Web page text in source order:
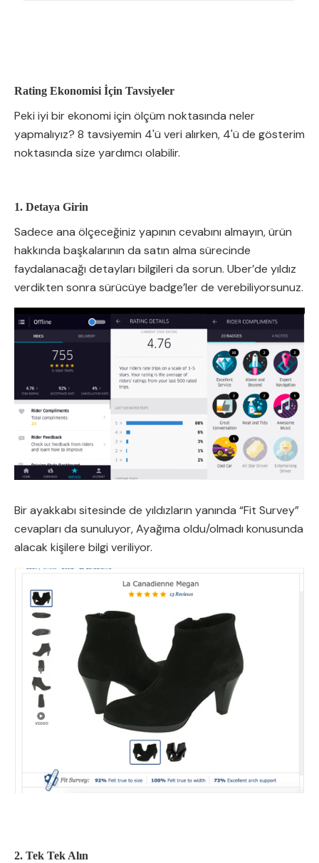
Rating Ekonomisi İçin Tavsiyeler
Peki iyi bir ekonomi için ölçüm noktasında neler
yapmalıyız? 8 tavsiyemin 4'ü veri alırken, 4'ü de gösterim
noktasında size yardımcı olabilir.
1. Detaya Girin
Sadece ana ölçeceğiniz yapının cevabını almayın, ürün
hakkında başkalarının da satın alma sürecinde
faydalanacağı detayları bilgileri da sorun. Uber’de yıldız
verdikten sonra sürücüye badge’ler de verebiliyorsunuz.
Bir ayakkabı sitesinde de yıldızların yanında “Fit Survey”
cevapları da sunuluyor, Ayağıma oldu/olmadı konusunda
alacak kişilere bilgi veriliyor.
2. Tek Tek Alın